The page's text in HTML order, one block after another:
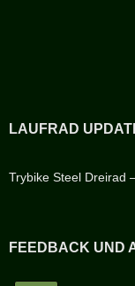
LAUFRAD
Trybike Steel Dreirad
FEEDBACK UND